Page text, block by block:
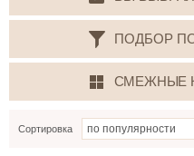
ПОДБОР
СМЕЖНЫЕ
Сортировка